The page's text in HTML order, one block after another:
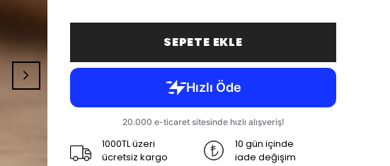
SEPETE EKLE
1000TL üzeri
ücretsiz kargo
10 gün içinde
iade değişim